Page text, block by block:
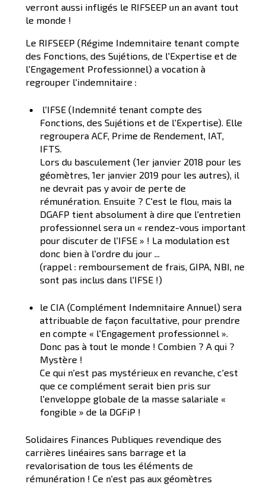
verront aussi infligés le RIFSEEP un an avant tout
le monde !
Le RIFSEEP (Régime Indemnitaire tenant compte
des Fonctions, des Sujétions, de l'Expertise et de
l'Engagement Professionnel) a vocation à
regrouper l'indemnitaire :
l'IFSE (Indemnité tenant compte des
Fonctions, des Sujétions et de l'Expertise). Elle
regroupera ACF, Prime de Rendement, IAT,
IFTS.
Lors du basculement (1er janvier 2018 pour les
géomètres, 1er janvier 2019 pour les autres), il
ne devrait pas y avoir de perte de
rémunération. Ensuite ? C'est le flou, mais la
DGAFP tient absolument à dire que l'entretien
professionnel sera un « rendez-vous important
pour discuter de l'IFSE » ! La modulation est
donc bien à l'ordre du jour ...
(rappel : remboursement de frais, GIPA, NBI, ne
sont pas inclus dans l'IFSE !)
le CIA (Complément Indemnitaire Annuel) sera
attribuable de façon facultative, pour prendre
en compte « l'Engagement professionnel ».
Donc pas à tout le monde ! Combien ? A qui ?
Mystère !
Ce qui n'est pas mystérieux en revanche, c'est
que ce complément serait bien pris sur
l'enveloppe globale de la masse salariale «
fongible » de la DGFiP !
Solidaires Finances Publiques revendique des
carrières linéaires sans barrage et la
revalorisation de tous les éléments de
rémunération ! Ce n'est pas aux géomètres